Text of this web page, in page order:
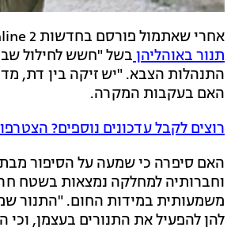
אחרי שאתמול פורסם בחדשות 2 Online סיפורן של החיילות
תנור באוהליהןבשל "חשש לחילול
התנהלות הצבא. "יש זיקה בין דת,
האם בעקבות המקרה.
רוצים לקבל עדכונים נוספים?
האם סיפרה כי שמעה על הסיפור
וחברותיה למחלקה נמצאות בשטח
משמעותית במידות החום. "התנור
להן להפעיל את התנורים בעצמן, וכי